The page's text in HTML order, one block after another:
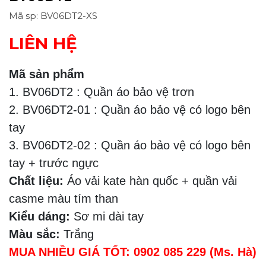
Mã sp: BV06DT2-XS
LIÊN HỆ
Mã sản phẩm
1. BV06DT2 : Quần áo bảo vệ trơn
2. BV06DT2-01 : Quần áo bảo vệ có logo bên
tay
3. BV06DT2-02 : Quần áo bảo vệ có logo bên
tay + trước ngực
Chất liệu: Áo vải kate hàn quốc + quần vải
casme màu tím than
Kiểu dáng: Sơ mi dài tay
Màu sắc: Trắng
MUA NHIỀU GIÁ TỐT: 0902 085 229 (Ms. Hà)